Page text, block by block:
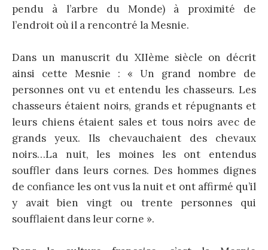
pendu à l’arbre du Monde) à proximité de
l’endroit où il a rencontré la Mesnie.
Dans un manuscrit du XIIème siècle on décrit
ainsi cette Mesnie : « Un grand nombre de
personnes ont vu et entendu les chasseurs. Les
chasseurs étaient noirs, grands et répugnants et
leurs chiens étaient sales et tous noirs avec de
grands yeux. Ils chevauchaient des chevaux
noirs…La nuit, les moines les ont entendus
souffler dans leurs cornes. Des hommes dignes
de confiance les ont vus la nuit et ont affirmé qu’il
y avait bien vingt ou trente personnes qui
soufflaient dans leur corne ».